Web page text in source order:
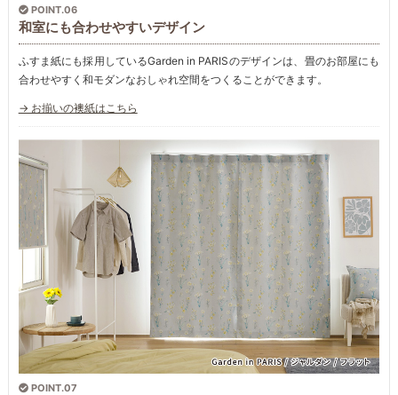
POINT.06
和室にも合わせやすいデザイン
ふすま紙にも採用しているGarden in PARISのデザインは、畳のお部屋にも
合わせやすく和モダンなおしゃれ空間をつくることができます。
→ お揃いの襖紙はこちら
POINT.07